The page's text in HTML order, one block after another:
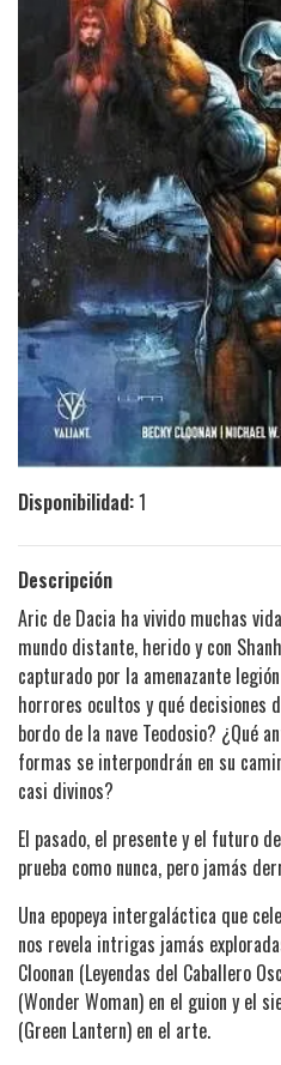
Disponibilidad:1
Descripción
Aric de Dacia ha vivido muchas
mundo distante, herido y con
capturado por la amenazante
horrores ocultos y qué decisiones
bordo de la nave Teodosio? ¿Qué
formas se interpondrán en su
casi divinos?
El pasado, el presente y el futuro
prueba como nunca, pero jamás
Una epopeya intergaláctica que
nos revela intrigas jamás
Cloonan (Leyendas del Caballero
(Wonder Woman) en el guion y el
(Green Lantern) en el arte.